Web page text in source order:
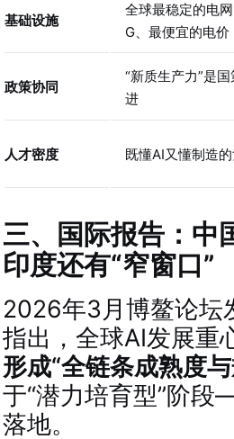
基础设施
全球最稳定的电
G、最便宜的电价
政策协同
“新质生产力”是
进
人才密度 既懂AI又懂制造
三、国际报告：中
印度还有“窄窗口”
2026年3月博鳌论坛
指出，全球AI发展重
形成“全链条成熟度
于“潜力培育型”阶
落地。